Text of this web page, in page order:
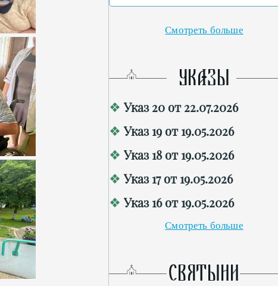
Смотреть больше
УКАЗЫ
Указ 20 от 22.07.2026
Указ 19 от 19.05.2026
Указ 18 от 19.05.2026
Указ 17 от 19.05.2026
Указ 16 от 19.05.2026
Смотреть больше
СВЯТЫНИ